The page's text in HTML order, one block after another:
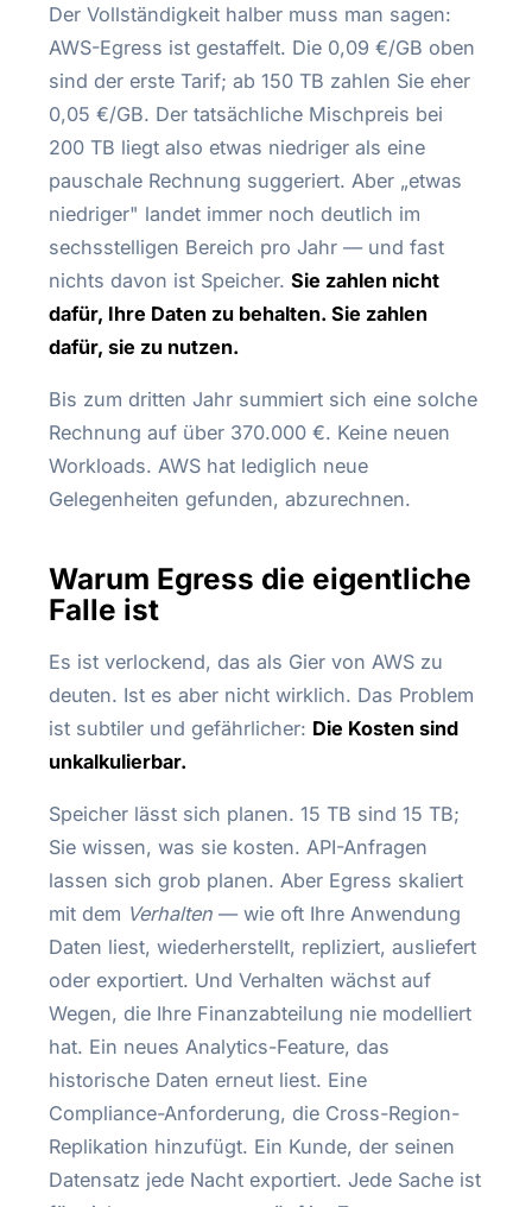
Der Vollständigkeit halber muss man sagen:
AWS-Egress ist gestaffelt. Die 0,09 €/GB oben
sind der erste Tarif; ab 150 TB zahlen Sie eher
0,05 €/GB. Der tatsächliche Mischpreis bei
200 TB liegt also etwas niedriger als eine
pauschale Rechnung suggeriert. Aber „etwas
niedriger" landet immer noch deutlich im
sechsstelligen Bereich pro Jahr — und fast
nichts davon ist Speicher. Sie zahlen nicht
dafür, Ihre Daten zu behalten. Sie zahlen
dafür, sie zu nutzen.
Bis zum dritten Jahr summiert sich eine solche
Rechnung auf über 370.000 €. Keine neuen
Workloads. AWS hat lediglich neue
Gelegenheiten gefunden, abzurechnen.
Warum Egress die eigentliche
Falle ist
Es ist verlockend, das als Gier von AWS zu
deuten. Ist es aber nicht wirklich. Das Problem
ist subtiler und gefährlicher: Die Kosten sind
unkalkulierbar.
Speicher lässt sich planen. 15 TB sind 15 TB;
Sie wissen, was sie kosten. API-Anfragen
lassen sich grob planen. Aber Egress skaliert
mit dem Verhalten— wie oft Ihre Anwendung
Daten liest, wiederherstellt, repliziert, ausliefert
oder exportiert. Und Verhalten wächst auf
Wegen, die Ihre Finanzabteilung nie modelliert
hat. Ein neues Analytics-Feature, das
historische Daten erneut liest. Eine
Compliance-Anforderung, die Cross-Region-
Replikation hinzufügt. Ein Kunde, der seinen
Datensatz jede Nacht exportiert. Jede Sache ist